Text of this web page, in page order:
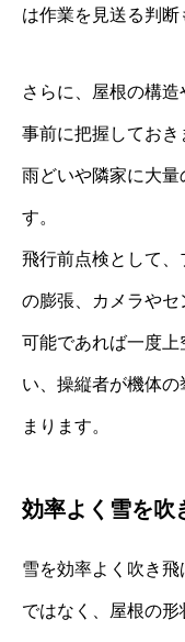
は作業を見送る判断
さらに、屋根の構
事前に把握しておき
雨どいや隣家に大
す。
飛行前点検として
の膨張、カメラやセ
可能であれば一度
い、操縦者が機体
まります。
効率よく雪を吹
雪を効率よく吹き
ではなく、屋根の